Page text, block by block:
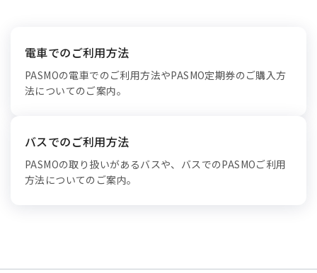
電車でのご利用方法
PASMOの電車でのご利用方法やPASMO定期券のご購入方
法についてのご案内。
バスでのご利用方法
PASMOの取り扱いがあるバスや、バスでのPASMOご利用
方法についてのご案内。